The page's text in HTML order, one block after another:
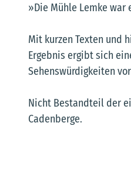
»Die Mühle Lemke
Mit kurzen Texten und
Ergebnis ergibt sich
Sehenswürdigkeiten
Nicht Bestandteil der
Cadenberge.